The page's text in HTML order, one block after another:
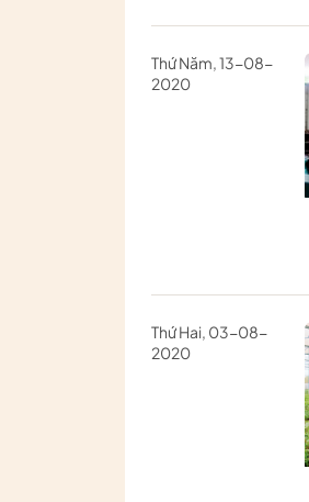
Thứ Năm, 13-08-
2020
Thứ Hai, 03-08-
2020